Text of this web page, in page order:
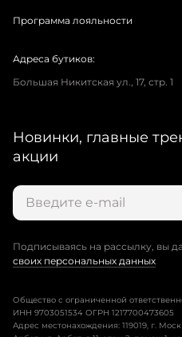
Программа лояльности
Адреса бутиков:
Большая Никитская ул., 17, стр. 1
Новинки, главные
акции
Подписываясь на рассылку, вы
своих персональных данных
Общество с ограниченной
ИНН 9703051534 ОГРН 1217700473605
Адрес местонахождения: 119019, г.